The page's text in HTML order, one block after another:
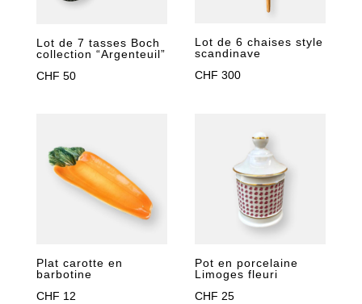
Lot de 7 tasses Boch
collection “Argenteuil”
CHF 50
Lot de 6 chaises style
scandinave
CHF 300
Plat carotte en
barbotine
CHF 12
Pot en porcelaine
Limoges fleuri
CHF 25